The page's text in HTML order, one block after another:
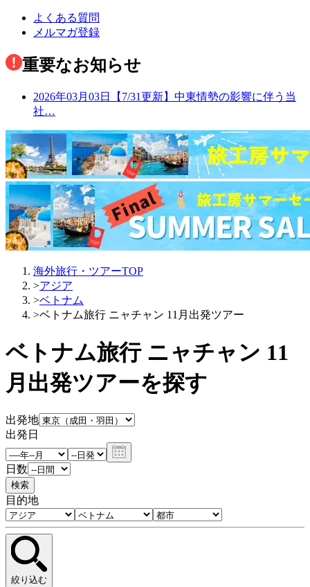
よくある質問
メルマガ登録
重要なお知らせ
2026年03月03日
【7/31更新】中東情勢の影響に伴う当
社…
海外旅行・ツアーTOP
>アジア
>ベトナム
>ベトナム旅行 ニャチャン 11月出発ツアー
ベトナム旅行 ニャチャン 11
月出発ツアーを探す
出発地
出発日
日数
検索
目的地
絞り込む